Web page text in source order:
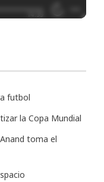
futbol
la Copa Mundial
toma el